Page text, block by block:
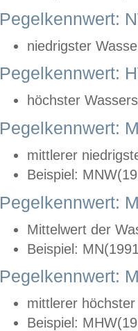
Pegelkennwert:
niedrigster
Pegelkennwert:
höchster
Pegelkennwert:
mittlerer
Beispiel:
Pegelkennwert:
Mittelwert der
Beispiel:
Pegelkennwert:
mittlerer
Beispiel: